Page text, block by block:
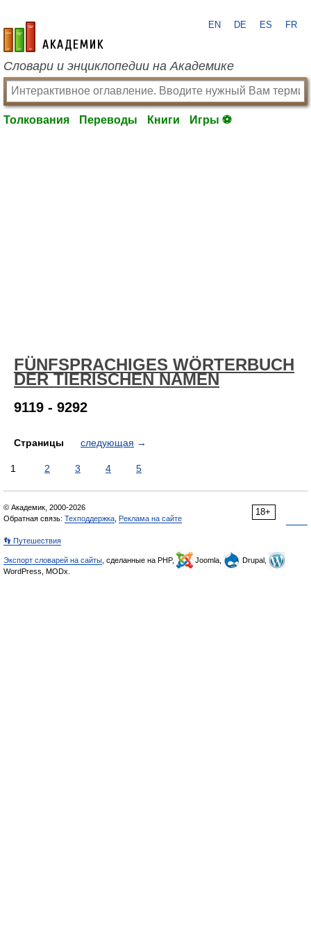
academic.ru
EN DE ES FR
Словари и энциклопедии на Академике
Толкования Переводы Книги Игры ⚽
FÜNFSPRACHIGES WÖRTERBUCH
DER TIERISCHEN NAMEN
9119 - 9292
Страницы следующая →
1 2 3 4 5
18+
© Академик, 2000-2026
Обратная связь: Техподдержка Реклама на сайте
👣 Путешествия
Экспорт словарей на сайты , сделанные на PHP, Joomla,
Drupal,
WordPress, MODx.